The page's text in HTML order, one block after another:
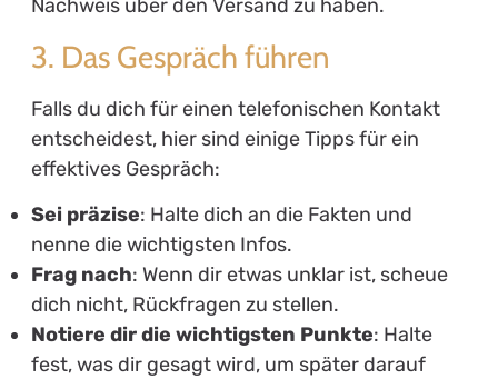
Nachweis über den Versand zu haben.
3. Das Gespräch führen
Falls du dich für einen telefonischen Kontakt
entscheidest, hier sind einige Tipps für ein
effektives Gespräch:
Sei präzise: Halte dich an die Fakten und
nenne die wichtigsten Infos.
Frag nach: Wenn dir etwas unklar ist, scheue
dich nicht, Rückfragen zu stellen.
Notiere dir die wichtigsten Punkte: Halte
fest, was dir gesagt wird, um später darauf